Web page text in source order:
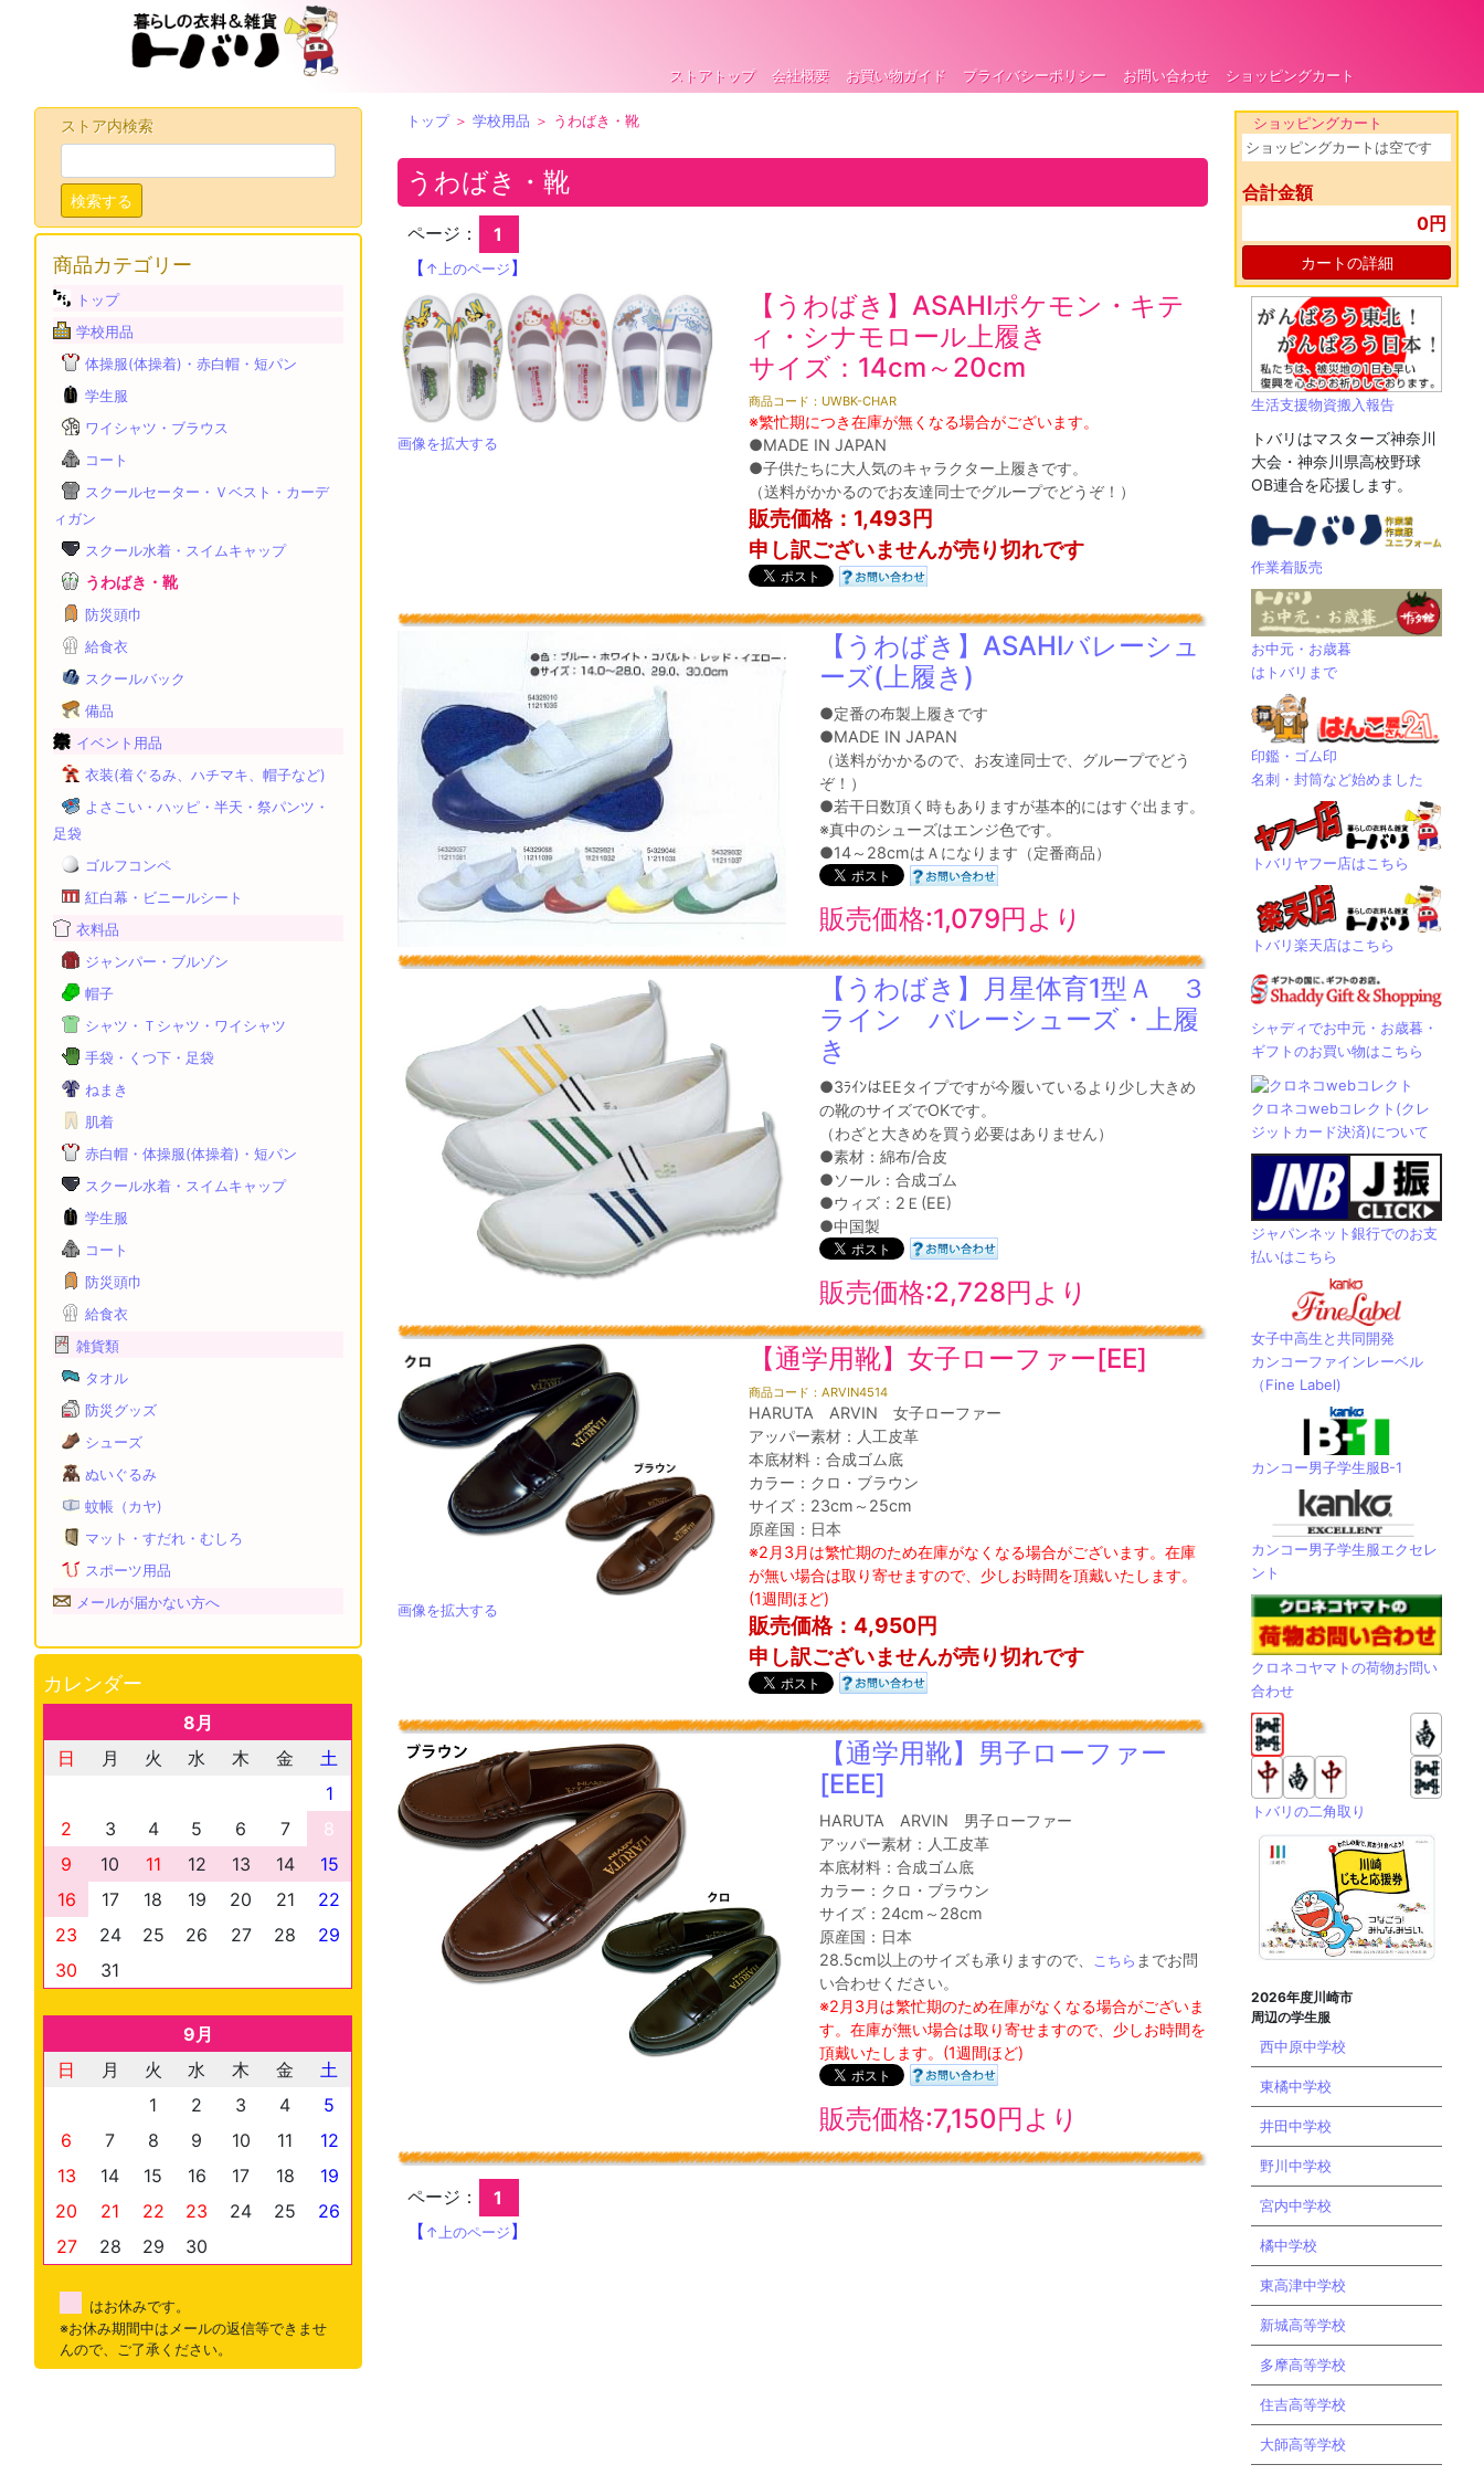
ストアトップ 会社概要 お買い物ガイド プライバシーポリシー お問い合わせ ショッピングカート
ストア内検索
検索する
商品カテゴリー
トップ
学校用品
体操服(体操着)・赤白帽・短パン
学生服
ワイシャツ・ブラウス
コート
スクールセーター・Ｖベスト・カーデ
ィガン
スクール水着・スイムキャップ
うわばき・靴
防災頭巾
給食衣
スクールバック
備品
イベント用品
衣装(着ぐるみ、ハチマキ、帽子など)
よさこい・ハッピ・半天・祭パンツ・
足袋
ゴルフコンペ
紅白幕・ビニールシート
衣料品
ジャンパー・ブルゾン
帽子
シャツ・Ｔシャツ・ワイシャツ
手袋・くつ下・足袋
ねまき
肌着
赤白帽・体操服(体操着)・短パン
スクール水着・スイムキャップ
学生服
コート
防災頭巾
給食衣
雑貨類
タオル
防災グッズ
シューズ
ぬいぐるみ
蚊帳（カヤ)
マット・すだれ・むしろ
スポーツ用品
メールが届かない方へ
カレンダー
8月
日
月 火 水 木 金
土
1
2
3 4 5 6 7
8
9
10 11 12 13 14
15
16
17 18 19 20 21
22
23
24 25 26 27 28
29
30
31
9月
日
月 火 水 木 金
土
1
2 3 4
5
6
7 8 9 10 11
12
13
14 15 16 17 18
19
20
21 22 23 24 25
26
27
28 29 30
はお休みです。
※お休み期間中はメールの返信等できませ
んので、ご了承ください。
トップ＞ 学校用品 ＞ うわばき・靴
うわばき・靴
ページ：
1
【 ↑上のページ】
画像を拡大する
【うわばき】ASAHIポケモン・キテ
ィ・シナモロール上履き
サイズ：14cm～20cm
商品コード：UWBK-CHAR
※繁忙期につき在庫が無くなる場合がございます。
●MADE IN JAPAN
●子供たちに大人気のキャラクター上履きです。
（送料がかかるのでお友達同士でグループでどうぞ！）
販売価格：1,493円
申し訳ございませんが売り切れです
【うわばき】ASAHIバレーシュ
ーズ(上履き)
●定番の布製上履きです
●MADE IN JAPAN
（送料がかかるので、お友達同士で、グループでどう
ぞ！）
●若干日数頂く時もありますが基本的にはすぐ出ます。
※真中のシューズはエンジ色です。
●14～28cmはＡになります（定番商品）
販売価格:1,079円より
【うわばき】月星体育1型Ａ ３
ライン バレーシューズ・上履
き
●3ﾗｲﾝはEEタイプですが今履いているより少し大きめ
の靴のサイズでOKです。
（わざと大きめを買う必要はありません）
●素材：綿布/合皮
●ソール：合成ゴム
●ウィズ：2Ｅ(EE)
●中国製
販売価格:2,728円より
画像を拡大する
【通学用靴】女子ローファー[EE]
商品コード：ARVIN4514
HARUTA ARVIN 女子ローファー
アッパー素材：人工皮革
本底材料：合成ゴム底
カラー：クロ・ブラウン
サイズ：23cm～25cm
原産国：日本
※2月3月は繁忙期のため在庫がなくなる場合がございます。在庫
が無い場合は取り寄せますので、少しお時間を頂戴いたします。
(1週間ほど)
販売価格：4,950円
申し訳ございませんが売り切れです
【通学用靴】男子ローファー
[EEE]
HARUTA ARVIN 男子ローファー
アッパー素材：人工皮革
本底材料：合成ゴム底
カラー：クロ・ブラウン
サイズ：24cm～28cm
原産国：日本
28.5cm以上のサイズも承りますので、
こちら までお問
い合わせください。
※2月3月は繁忙期のため在庫がなくなる場合がございま
す。在庫が無い場合は取り寄せますので、少しお時間を
頂戴いたします。(1週間ほど)
販売価格:7,150円より
ページ：
1
【 ↑上のページ】
ショッピングカート
ショッピングカートは空です
合計金額
0円
カートの詳細
生活支援物資搬入報告
トバリはマスターズ神奈川
大会・神奈川県高校野球
OB連合を応援します。
作業着販売
お中元・お歳暮
はトバリまで
印鑑・ゴム印
名刺・封筒など始めました
トバリヤフー店はこちら
トバリ楽天店はこちら
シャディでお中元・お歳暮・
ギフトのお買い物はこちら
クロネコwebコレクト(クレ
ジットカード決済)について
ジャパンネット銀行でのお支
払いはこちら
女子中高生と共同開発
カンコーファインレーベル
（Fine Label)
カンコー男子学生服B-1
カンコー男子学生服エクセレ
ント
クロネコヤマトの荷物お問い
合わせ
トバリの二角取り
2026年度川崎市
周辺の学生服
西中原中学校
東橘中学校
井田中学校
野川中学校
宮内中学校
橘中学校
東高津中学校
新城高等学校
多摩高等学校
住吉高等学校
大師高等学校